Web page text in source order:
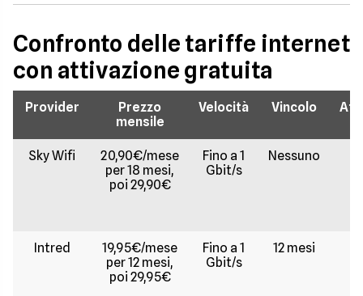
Confronto delle tariffe internet
con attivazione gratuita
Provider
Prezzo
mensile
Velocità Vincolo
Sky Wifi
20,90€/mese
per 18 mesi,
poi 29,90€
Fino a 1
Gbit/s
Nessuno
Intred
19,95€/mese
per 12 mesi,
poi 29,95€
Fino a 1
Gbit/s
12 mesi